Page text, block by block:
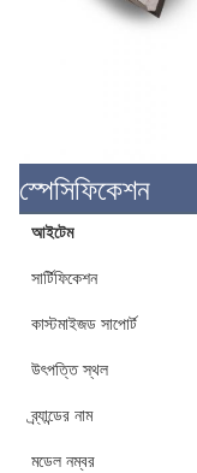
স্পেসিফিকেশন
আইটেম
সার্টিফিকেশন
কাস্টমাইজড সাপোর্ট
উৎপত্তি স্থল
ব্র্যান্ডের নাম
মডেল নম্বর